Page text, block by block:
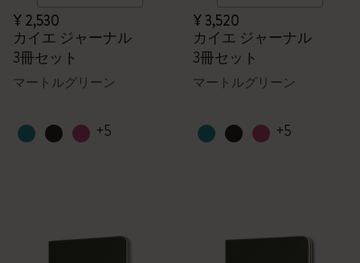
¥ 2,530
カイエ ジャーナル
3冊セット
マートルグリーン
+5
¥ 3,520
カイエ ジャーナル
3冊セット
マートルグリーン
+5